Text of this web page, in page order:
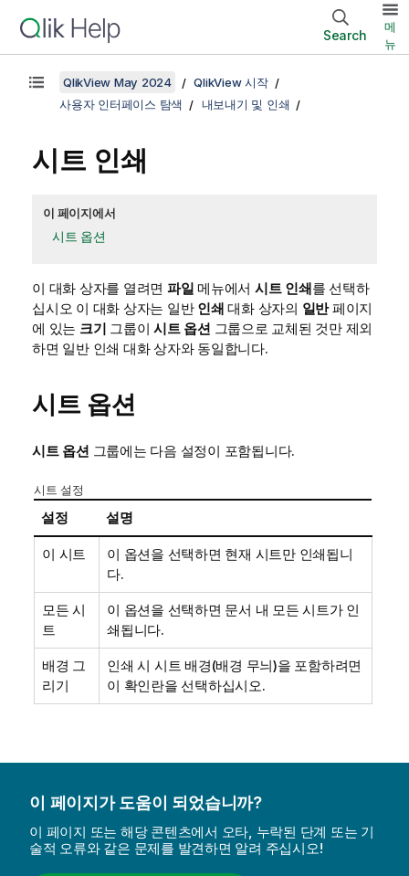
Search
메
뉴
QlikView May 2024
QlikView 시작
사용자 인터페이스 탐색
내보내기 및 인쇄
시트 인쇄
이 페이지에서
시트 옵션
이 대화 상자를 열려면 파일 메뉴에서 시트 인쇄를 선택하
십시오 이 대화 상자는 일반 인쇄 대화 상자의 일반페이지
에 있는 크기 그룹이 시트 옵션 그룹으로 교체된 것만 제외
하면 일반 인쇄 대화 상자와 동일합니다.
시트 옵션
시트 옵션 그룹에는 다음 설정이 포함됩니다.
시트 설정
설정 설명
이 시트
이 옵션을 선택하면 현재 시트만 인쇄됩니
다.
모든 시
트
이 옵션을 선택하면 문서 내 모든 시트가 인
쇄됩니다.
배경 그
리기
인쇄 시 시트 배경(배경 무늬)을 포함하려면
이 확인란을 선택하십시오.
이 페이지가 도움이 되었습니까?
이 페이지 또는 해당 콘텐츠에서 오타, 누락된 단계 또는 기
술적 오류와 같은 문제를 발견하면 알려 주십시오!